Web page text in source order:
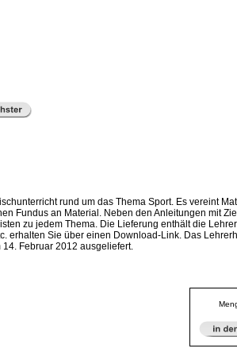
rund um das Thema Sport. Es vereint
Fundus an Material. Neben den Anleitungen mit
zu jedem Thema. Die Lieferung enthält die
erhalten Sie über einen Download-Link. Das
Februar 2012 ausgeliefert.